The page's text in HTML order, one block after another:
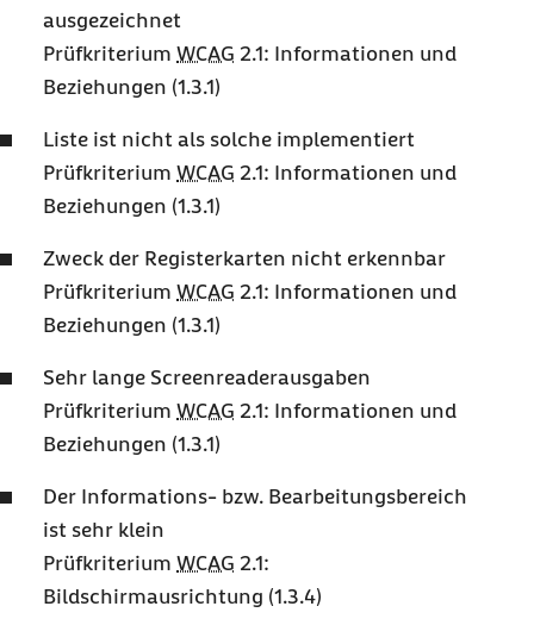
ausgezeichnet
Prüfkriterium WCAG 2.1: Informationen und
Beziehungen (1.3.1)
Liste ist nicht als solche implementiert
Prüfkriterium WCAG 2.1: Informationen und
Beziehungen (1.3.1)
Zweck der Registerkarten nicht erkennbar
Prüfkriterium WCAG 2.1: Informationen und
Beziehungen (1.3.1)
Sehr lange Screenreaderausgaben
Prüfkriterium WCAG 2.1: Informationen und
Beziehungen (1.3.1)
Der Informations- bzw. Bearbeitungsbereich
ist sehr klein
Prüfkriterium WCAG 2.1:
Bildschirmausrichtung (1.3.4)